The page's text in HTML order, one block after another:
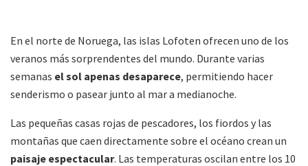
En el norte de Noruega, las islas Lofoten ofrecen uno de los
veranos más sorprendentes del mundo. Durante varias
semanas el sol apenas desaparece, permitiendo hacer
senderismo o pasear junto al mar a medianoche.
Las pequeñas casas rojas de pescadores, los fiordos y las
montañas que caen directamente sobre el océano crean un
paisaje espectacular. Las temperaturas oscilan entre los 10